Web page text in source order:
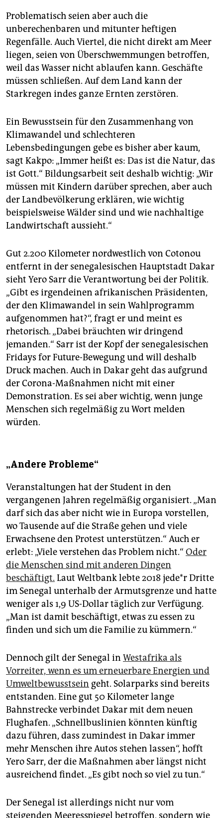
Problematisch seien aber auch die
unberechenbaren und mitunter heftigen
Regenfälle. Auch Viertel, die nicht direkt am Meer
liegen, seien von Überschwemmungen betroffen,
weil das Wasser nicht ablaufen kann. Geschäfte
müssen schließen. Auf dem Land kann der
Starkregen indes ganze Ernten zerstören.
Ein Bewusstsein für den Zusammenhang von
Klimawandel und schlechteren
Lebensbedingungen gebe es bisher aber kaum,
sagt Kakpo: „Immer heißt es: Das ist die Natur, das
ist Gott.“ Bildungsarbeit seit deshalb wichtig: „Wir
müssen mit Kindern darüber sprechen, aber auch
der Landbevölkerung erklären, wie wichtig
beispielsweise Wälder sind und wie nachhaltige
Landwirtschaft aussieht.“
Gut 2.200 Kilometer nordwestlich von Cotonou
entfernt in der senegalesischen Hauptstadt Dakar
sieht Yero Sarr die Verantwortung bei der Politik.
„Gibt es irgendeinen afrikanischen Präsidenten,
der den Klimawandel in sein Wahlprogramm
aufgenommen hat?“, fragt er und meint es
rhetorisch. „Dabei bräuchten wir dringend
jemanden.“ Sarr ist der Kopf der senegalesischen
Fridays for Future-Bewegung und will deshalb
Druck machen. Auch in Dakar geht das aufgrund
der Corona-Maßnahmen nicht mit einer
Demonstration. Es sei aber wichtig, wenn junge
Menschen sich regelmäßig zu Wort melden
würden.
„Andere Probleme“
Veranstaltungen hat der Student in den
vergangenen Jahren regelmäßig organisiert. „Man
darf sich das aber nicht wie in Europa vorstellen,
wo Tausende auf die Straße gehen und viele
Erwachsene den Protest unterstützen.“ Auch er
erlebt: „Viele verstehen das Problem nicht.“ Oder
die Menschen sind mit anderen Dingen
beschäftigt. Laut Weltbank lebte 2018 je­de*r Dritte
im Senegal unterhalb der Armutsgrenze und hatte
weniger als 1,9 US-Dollar täglich zur Verfügung.
„Man ist damit beschäftigt, etwas zu essen zu
finden und sich um die Familie zu kümmern.“
Dennoch gilt der Senegal in Westafrika als
Vorreiter, wenn es um erneuerbare Energien und
Umweltbewusstsein geht. Solarparks sind bereits
entstanden. Eine gut 50 Kilometer lange
Bahnstrecke verbindet Dakar mit dem neuen
Flughafen. „Schnellbuslinien könnten künftig
dazu führen, dass zumindest in Dakar immer
mehr Menschen ihre Autos stehen lassen“, hofft
Yero Sarr, der die Maßnahmen aber längst nicht
ausreichend findet. „Es gibt noch so viel zu tun.“
Der Senegal ist allerdings nicht nur vom
steigenden Meeresspiegel betroffen, sondern wie